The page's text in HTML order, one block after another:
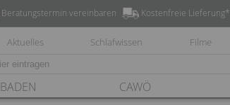
Kostenfreie Lieferung*
Beratungstermin vereinbaren
Aktuelles Schlafwissen Filme
BADEN CAWÖ